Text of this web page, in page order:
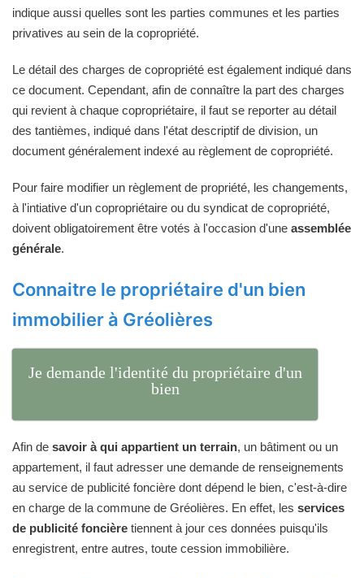
indique aussi quelles sont les parties communes et les parties
privatives au sein de la copropriété.
Le détail des charges de copropriété est également indiqué dans
ce document. Cependant, afin de connaître la part des charges
qui revient à chaque copropriétaire, il faut se reporter au détail
des tantièmes, indiqué dans l'état descriptif de division, un
document généralement indexé au règlement de copropriété.
Pour faire modifier un règlement de propriété, les changements,
à l'intiative d'un copropriétaire ou du syndicat de copropriété,
doivent obligatoirement être votés à l'occasion d'une assemblée
générale.
Connaitre le propriétaire d'un bien
immobilier à Gréolières
Je demande l'identité du propriétaire d'un
bien
Afin de savoir à qui appartient un terrain, un bâtiment ou un
appartement, il faut adresser une demande de renseignements
au service de publicité foncière dont dépend le bien, c'est-à-dire
en charge de la commune de Gréolières. En effet, les services
de publicité foncière tiennent à jour ces données puisqu'ils
enregistrent, entre autres, toute cession immobilière.